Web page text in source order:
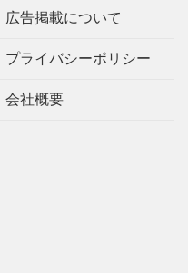
広告掲載について
プライバシーポリシー
会社概要